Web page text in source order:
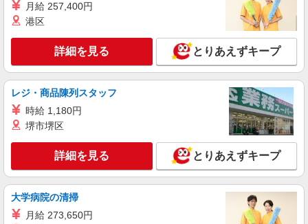
アルバイト
すき家 保土ヶ谷今井店
すき家の店舗スタッフ（接客・調理・清掃な
ど）
時給1,588円
神奈川県横浜市保土ヶ谷区今井町600-1
詳細を見る
パート
伝丸 天王町店
ラーメン店のホール・キッチン
動なし
月給 257,400円
港区
詳細を見る とりあえずキープ
レジ・商品陳列スタッフ
時給 1,180円
堺市堺区
詳細を見る とりあえずキープ
大学病院の清掃
月給 273,650円